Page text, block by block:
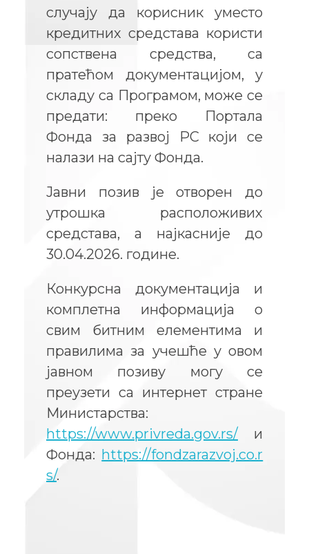
случају да корисник уместо
кредитних средстава користи
сопствена средства, са
пратећом документацијом, у
складу са Програмом, може се
предати: преко Портала
Фонда за развој РС који се
налази на сајту Фонда.
Јавни позив је отворен до
утрошка расположивих
средстава, а најкасније до
30.04.2026. године.
Конкурсна документација и
комплетна информација о
свим битним елементима и
правилима за учешће у овом
јавном позиву могу се
преузети са интернет странe
Министарства:
https://www.privreda.gov.rs/ и
Фонда: https://fondzarazvoj.co.r
s/.